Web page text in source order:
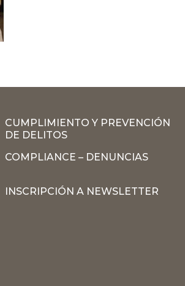
CUMPLIMIENTO Y PREVENCIÓN
DE DELITOS
COMPLIANCE – DENUNCIAS
INSCRIPCIÓN A NEWSLETTER